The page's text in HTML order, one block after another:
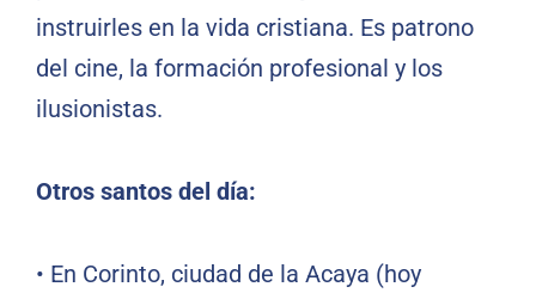
instruirles en la vida cristiana. Es patrono
del cine, la formación profesional y los
ilusionistas.
Otros santos del día:
• En Corinto, ciudad de la Acaya (hoy